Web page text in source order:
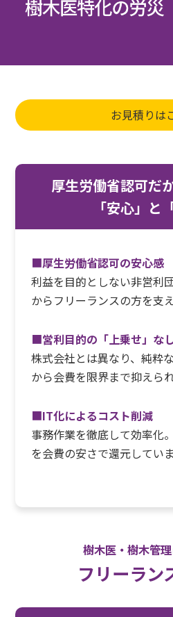
お見積りは
厚生労働省認可だ
「安心」と
■厚生労働省認可の安心感
利益を目的としない非営利
からフリーランスの方を支え
■営利目的の「上乗せ」な
株式会社とは異なり、純粋
から会費を限界まで抑えられ
■IT化によるコスト削減
事務作業を徹底して効率化
を会費の安さで還元していま
樹木医・樹木管
フリーラン